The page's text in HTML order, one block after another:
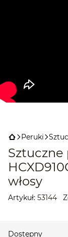
Peruki
Sztuczne
włosy
Artykuł: 53144
Dostępny